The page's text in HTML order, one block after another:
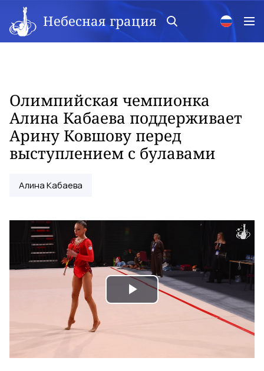
Небесная грация
Олимпийская чемпионка
Алина Кабаева поддерживает
Арину Ковшову перед
выступлением с булавами
Алина Кабаева
Play